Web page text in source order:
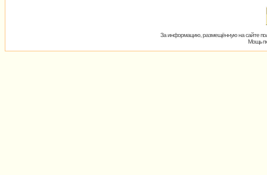
За информацию, размещённую на сайте
Мощь